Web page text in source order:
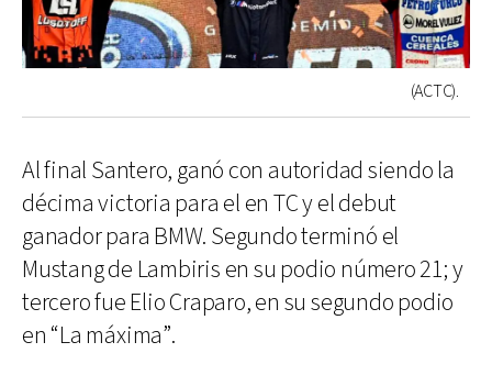
(ACTC).
Al final Santero, ganó con autoridad siendo la
décima victoria para el en TC y el debut
ganador para BMW. Segundo terminó el
Mustang de Lambiris en su podio número 21; y
tercero fue Elio Craparo, en su segundo podio
en “La máxima”.